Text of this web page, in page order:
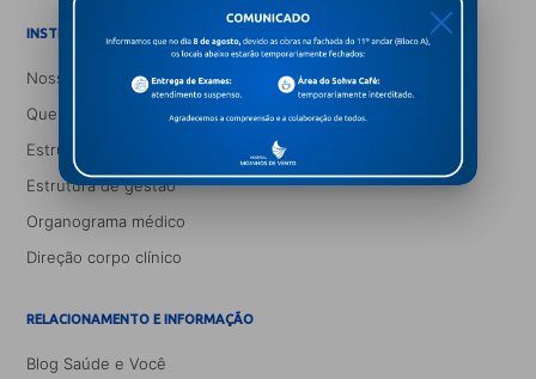
INSTITUCIONAL
Nossa história
Quem somos
Estrutura da matriz
Estrutura de gestão
Organograma médico
Direção corpo clínico
RELACIONAMENTO E INFORMAÇÃO
Blog Saúde e Você
X